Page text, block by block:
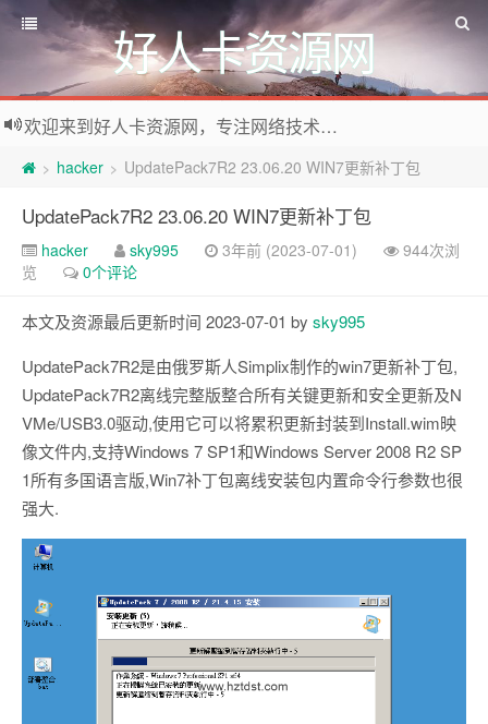
好人卡资源网
欢迎来到好人卡资源网，专注网络技术资源收集，我们不仅是网络资源的搬运工，也生产原创资源。寻找资源请留言或关注公众号:烈日下的男人
> hacker > UpdatePack7R2 23.06.20 WIN7更新补丁包
UpdatePack7R2 23.06.20 WIN7更新补丁包
hacker sky995 3年前 (2023-07-01)
944次浏
览
0个评论
本文及资源最后更新时间 2023-07-01 by sky995
UpdatePack7R2是由俄罗斯人Simplix制作的win7更新补丁包,
UpdatePack7R2离线完整版整合所有关键更新和安全更新及N
VMe/USB3.0驱动,使用它可以将累积更新封装到Install.wim映
像文件内,支持Windows 7 SP1和Windows Server 2008 R2 SP
1所有多国语言版,Win7补丁包离线安装包内置命令行参数也很
强大.